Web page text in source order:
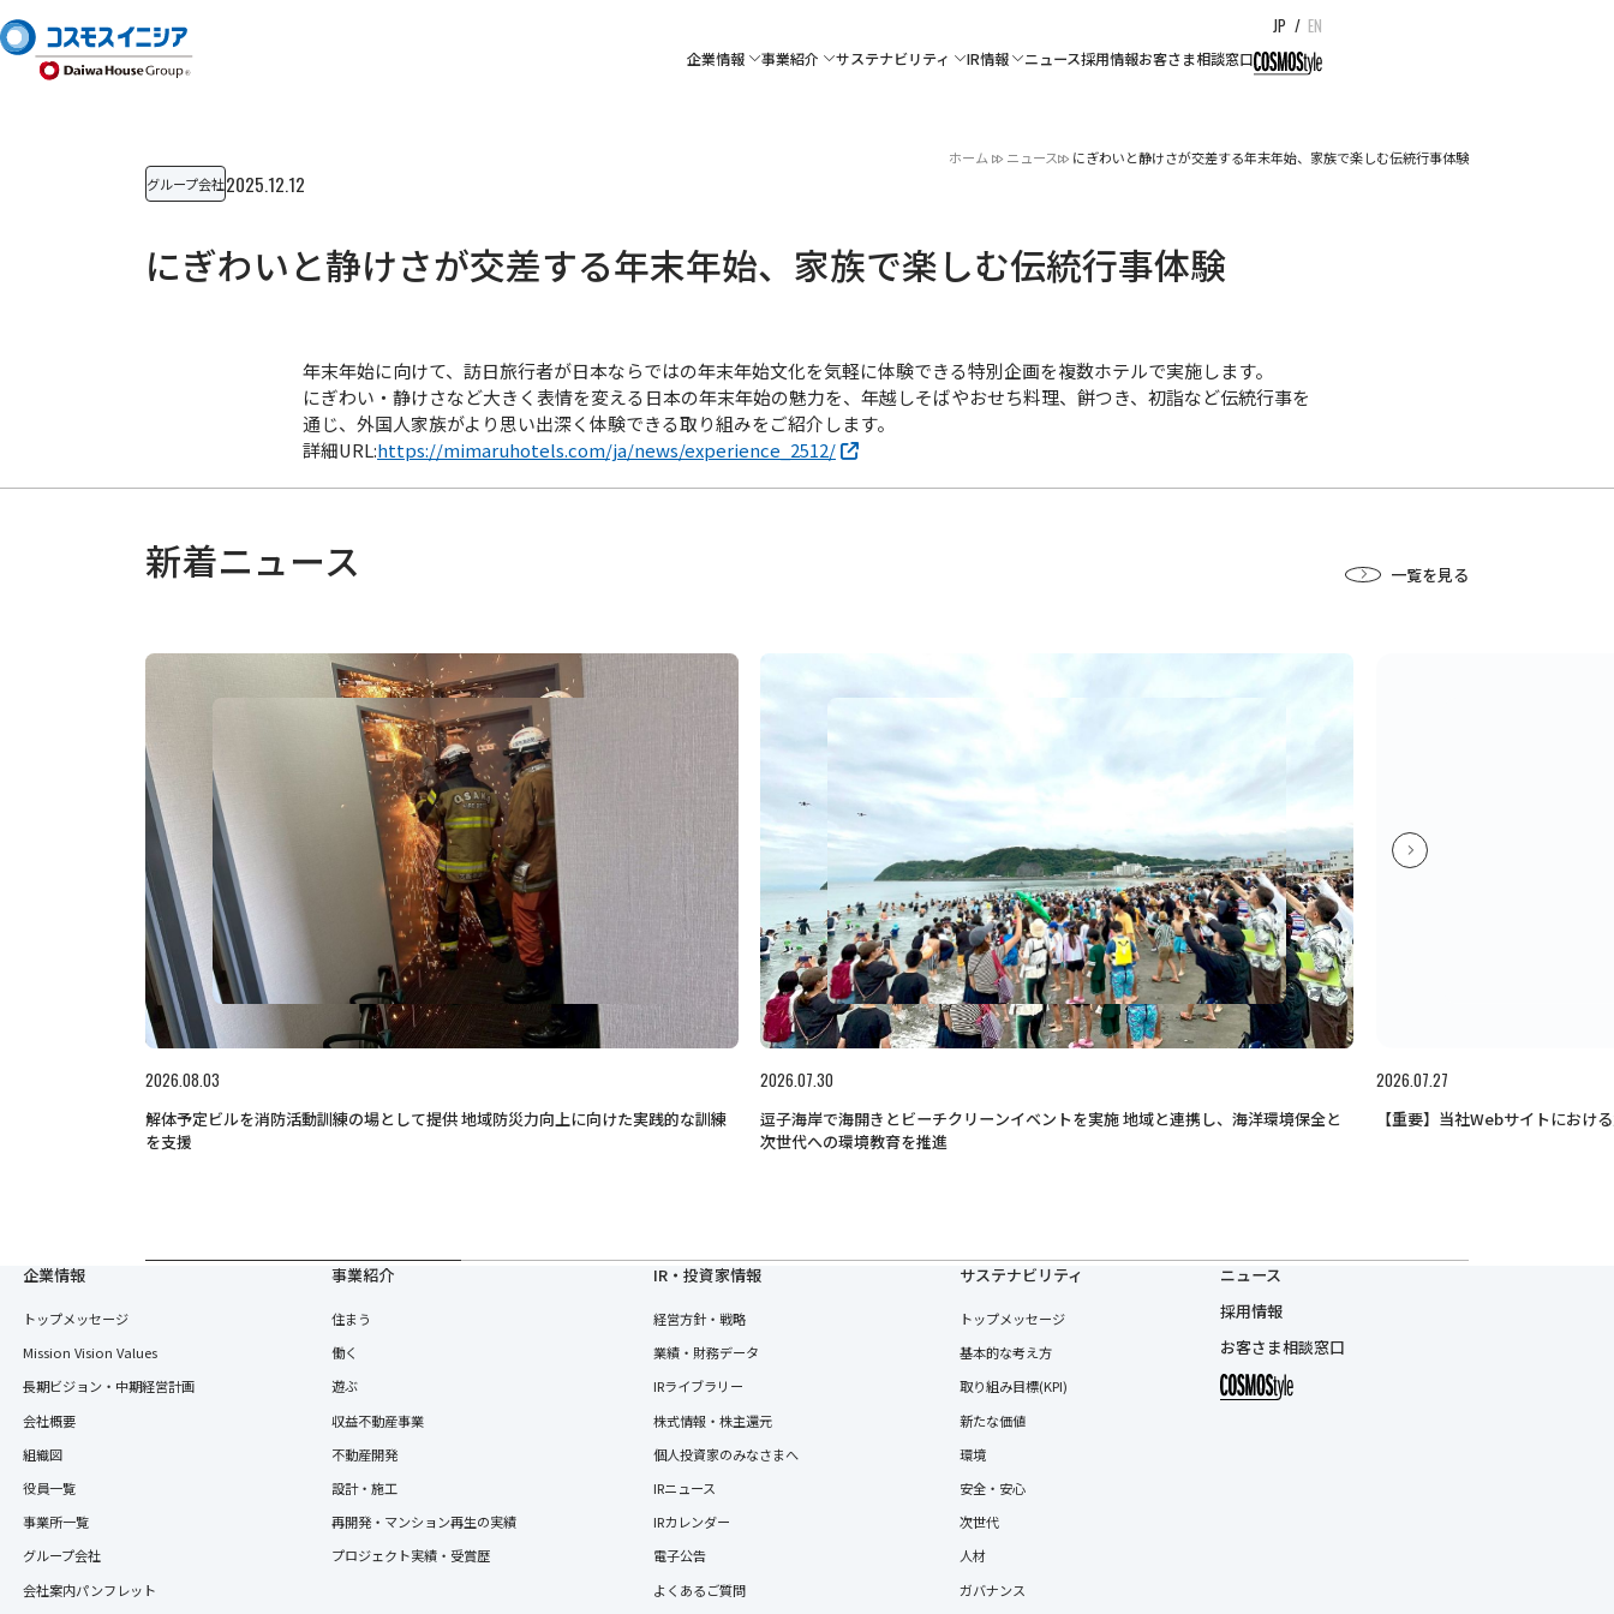
企業情報 事業紹介 サステナビリティ IR情報 ニュース採用情報お客さま相談窓口
JP / EN
ホーム ニュース
にぎわいと静けさが交差する年末年始、家族で楽しむ伝統行事体験
グループ会社2025.12.12
にぎわいと静けさが交差する年末年始、家族で楽しむ伝統行事体験
年末年始に向けて、訪日旅行者が日本ならではの年末年始文化を気軽に体験できる特別企画を複数ホテルで実施します。
にぎわい・静けさなど大きく表情を変える日本の年末年始の魅力を、年越しそばやおせち料理、餅つき、初詣など伝統行事を
通じ、外国人家族がより思い出深く体験できる取り組みをご紹介します。
詳細URL:https://mimaruhotels.com/ja/news/experience_2512/
新着ニュース 一覧を見る
2026.08.03
解体予定ビルを消防活動訓練の場として提供 地域防災力向上に向けた実践的な訓練
を支援
2026.07.30
逗子海岸で海開きとビーチクリーンイベントを実施 地域と連携し、海洋環境保全と
次世代への環境教育を推進
2026.07.27
【重要】当社Webサイトにおけ
企業情報
トップメッセージ
Mission Vision Values
長期ビジョン・中期経営計画
会社概要
組織図
役員一覧
事業所一覧
グループ会社
会社案内パンフレット
事業紹介
住まう
働く
遊ぶ
収益不動産事業
不動産開発
設計・施工
再開発・マンション再生の実績
プロジェクト実績・受賞歴
IR・投資家情報
経営方針・戦略
業績・財務データ
IRライブラリー
株式情報・株主還元
個人投資家のみなさまへ
IRニュース
IRカレンダー
電子公告
よくあるご質問
サステナビリティ
トップメッセージ
基本的な考え方
取り組み目標(KPI)
新たな価値
環境
安全・安心
次世代
人材
ガバナンス
ニュース
採用情報
お客さま相談窓口